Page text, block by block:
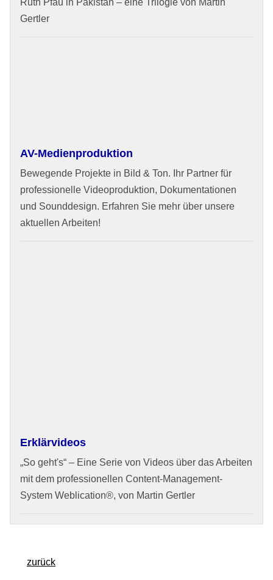
Gertler
AV-Medienproduktion
Bewegende Projekte in Bild & Ton. Ihr Partner für
professionelle Videoproduktion, Dokumentationen
und Sounddesign. Erfahren Sie mehr über unsere
aktuellen Arbeiten!
Erklärvideos
„So geht's“ – Eine Serie von Videos über das Arbeiten
mit dem professionellen Content-Management-
System Weblication®, von Martin Gertler
zurück